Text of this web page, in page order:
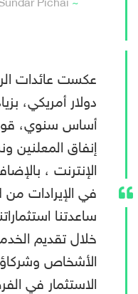
أساس سنوي،
إنفاق
الإنترنت ،
ساعدتنا
خلال تقديم
الأشخاص
الاستثمار في